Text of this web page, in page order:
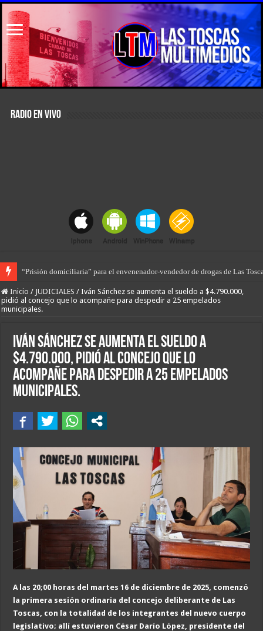
RADIO EN VIVO
De la tierra en armas al saqueo de tierras; el gobierno de Javier Milei
Inicio / JUDICIALES / Iván Sánchez se aumenta el sueldo a $4.790.000,
pidió al concejo que lo acompañe para despedir a 25 empelados
municipales.
Iván Sánchez se aumenta el sueldo a
$4.790.000, pidió al concejo que lo
acompañe para despedir a 25 empelados
municipales.
A las 20;00 horas del martes 16 de diciembre de 2025, comenzó
la primera sesión ordinaria del concejo deliberante de Las
Toscas, con la totalidad de los integrantes del nuevo cuerpo
legislativo; allí estuvieron César Darío López, presidente del